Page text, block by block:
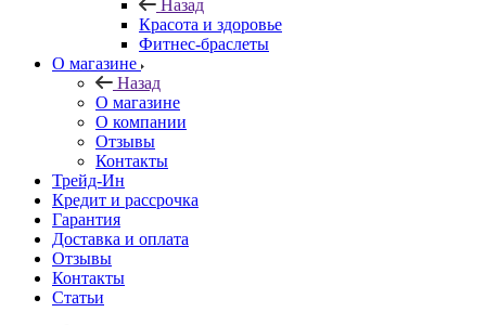
Назад
Красота и здоровье
Фитнес-браслеты
О магазине
Назад
О магазине
О компании
Отзывы
Контакты
Трейд-Ин
Кредит и рассрочка
Гарантия
Доставка и оплата
Отзывы
Контакты
Статьи